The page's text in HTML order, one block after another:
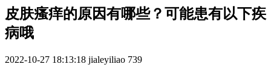
皮肤瘙痒的原因有哪些？可能患有以下疾
病哦
2022-10-27 18:13:18 jialeyiliao 739